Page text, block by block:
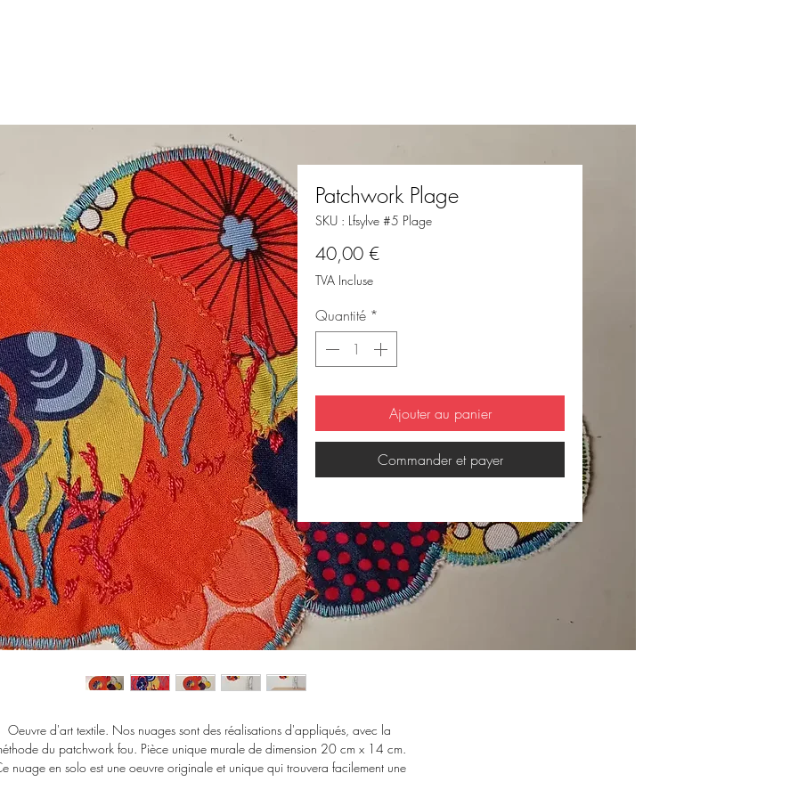
Patchwork Plage
SKU : Lfsylve #5 Plage
40,00 €Prix
TVA Incluse
Quantité *
Ajouter au panier
Commander et payer
Oeuvre d'art textile. Nos nuages sont des réalisations d'appliqués, avec la
du patchwork fou. Pièce unique murale de dimension 20 cm x 14 cm.
nuage en solo est une oeuvre originale et unique qui trouvera facilement une